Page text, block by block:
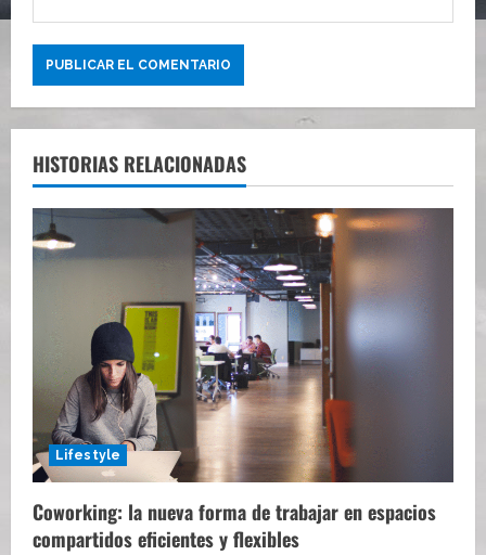
HISTORIAS RELACIONADAS
Lifestyle
Coworking: la nueva forma de trabajar en espacios
compartidos eficientes y flexibles